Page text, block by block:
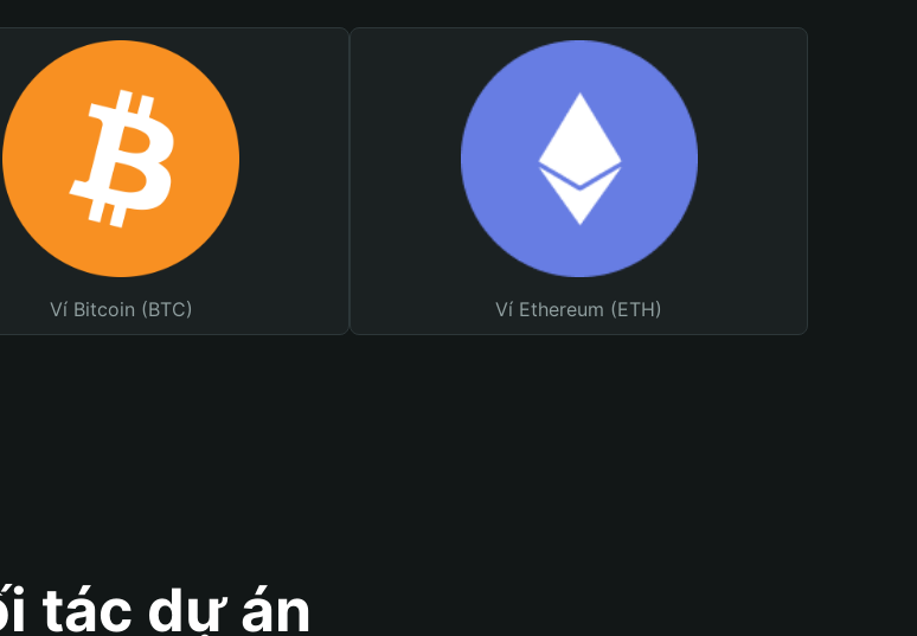
Ví Bitcoin (BTC) Ví Ethereum (ETH)
tác dự án